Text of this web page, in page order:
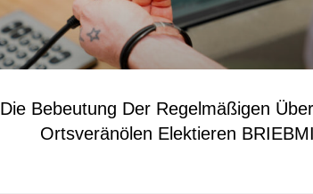
Die Bebeutung Der Regelmäßigen
Ortsveränölen Elektieren